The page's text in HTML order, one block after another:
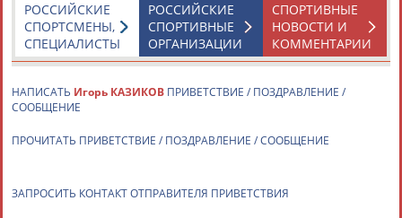
СПОРТИВНЫЕ
НОВОСТИ И
КОММЕНТАРИИ
РОССИЙСКИЕ
СПОРТИВНЫЕ
ОРГАНИЗАЦИИ
РОССИЙСКИЕ
СПОРТСМЕНЫ,
СПЕЦИАЛИСТЫ
НАПИСАТЬ Игорь КАЗИКОВ ПРИВЕТСТВИЕ / ПОЗДРАВЛЕНИЕ /
СООБЩЕНИЕ
ПРОЧИТАТЬ ПРИВЕТСТВИЕ / ПОЗДРАВЛЕНИЕ / СООБЩЕНИЕ
ЗАПРОСИТЬ КОНТАКТ ОТПРАВИТЕЛЯ ПРИВЕТСТВИЯ